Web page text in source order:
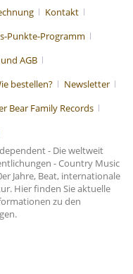
Kontakt
Punkte-Programm
AGB
bestellen?
Newsletter
Bear Family Records
- Die weltweit
- Country Music
Jahre, Beat, internationale
Hier finden Sie aktuelle
zu den